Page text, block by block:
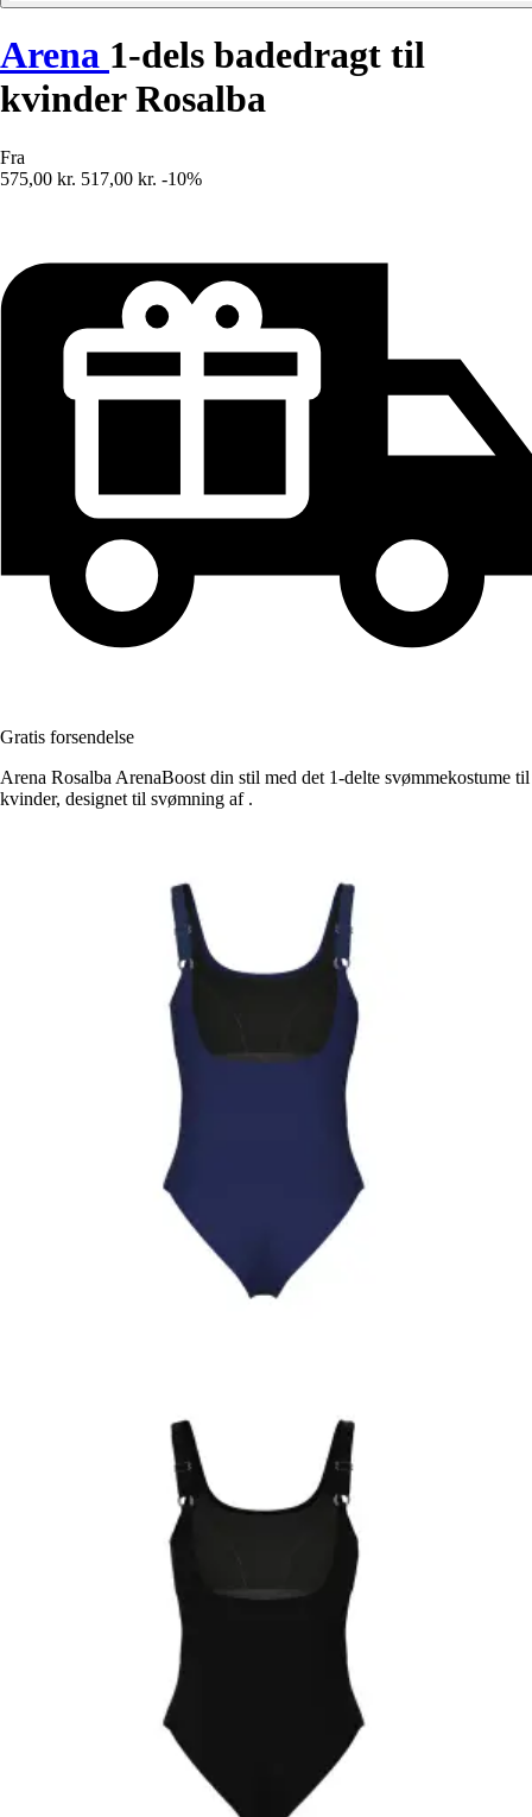
Arena 1-dels badedragt til
kvinder Rosalba
Fra
575,00 kr. 517,00 kr. -10%
Gratis forsendelse
Arena Rosalba ArenaBoost din stil med det 1-delte svømmekostume til
kvinder, designet til svømning af .